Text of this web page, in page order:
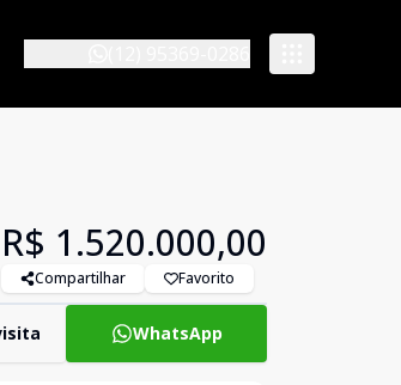
R$ 1.520.000,00
Compartilhar Favorito
WhatsApp